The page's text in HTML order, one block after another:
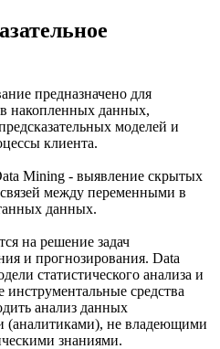
предназначено для
накопленных данных,
моделей и
клиента.
Mining - выявление скрытых
между переменными в
данных.
на решение задач
и прогнозирования. Data
статистического анализа и
средства
анализ данных
(аналитиками), не владеющими
знаниями.